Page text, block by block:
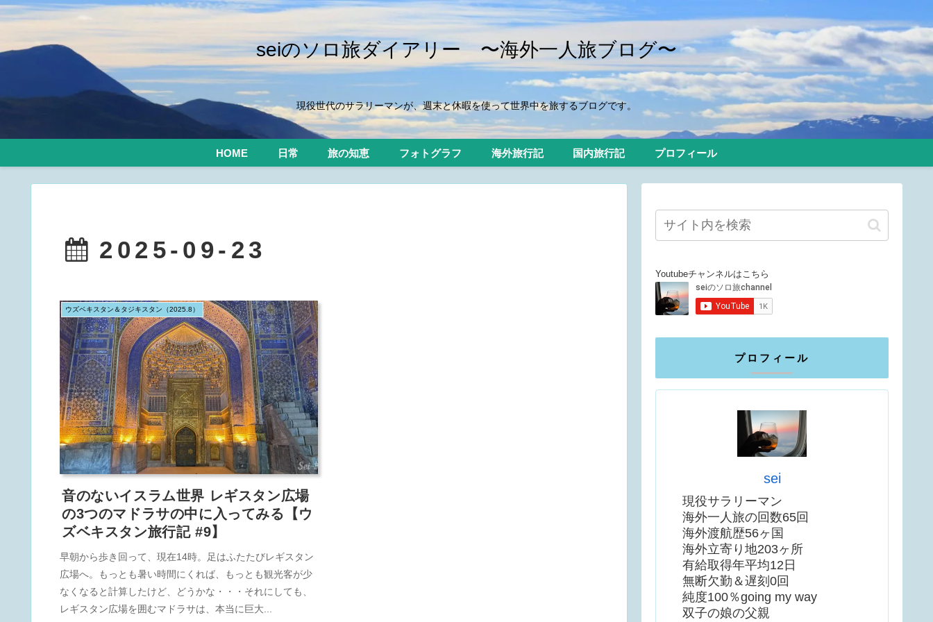
seiのソロ旅ダイアリー 〜海外一人旅ブログ〜
現役世代のサラリーマンが、週末と休暇を使って世界中を旅するブログです。
HOME 日常 旅の知恵 フォトグラフ 海外旅行記 国内旅行記 プロフィール
2025-09-23
ウズベキスタン＆タジキスタン（2025.8）
音のないイスラム世界 レギスタン広場
の3つのマドラサの中に入ってみる【ウ
ズベキスタン旅行記 #9】
早朝から歩き回って、現在14時。足はふたたびレギスタン
広場へ。もっとも暑い時間にくれば、もっとも観光客が少
なくなると計算したけど、どうかな・・・それにしても、
レギスタン広場を囲むマドラサは、本当に巨大...
Youtubeチャンネルはこちら
プロフィール
sei
現役サラリーマン
海外一人旅の回数65回
海外渡航歴56ヶ国
海外立寄り地203ヶ所
有給取得年平均12日
無断欠勤＆遅刻0回
純度100％going my way
双子の娘の父親